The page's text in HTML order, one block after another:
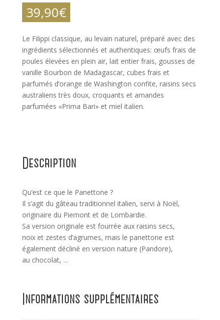
39,90€
Le Filippi classique, au levain naturel, préparé avec des
ingrédients sélectionnés et authentiques: œufs frais de
poules élevées en plein air, lait entier frais, gousses de
vanille Bourbon de Madagascar, cubes frais et
parfumés d’orange de Washington confite, raisins secs
australiens très doux, croquants et amandes
parfumées «Prima Bari» et miel italien.
Description
Qu’est ce que le Panettone ?
Il s’agit du gâteau traditionnel italien, servi à Noël,
originaire du Piemont et de Lombardie.
Sa version originale est fourrée aux raisins secs,
noix et zestes d’agrumes, mais le panettone est
également décliné en version nature (Pandore),
au chocolat, ...
Informations supplémentaires